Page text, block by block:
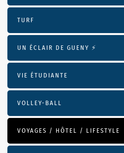
TURF
UN ÉCLAIR DE GUENY ⚡️
VIE ÉTUDIANTE
VOLLEY-BALL
VOYAGES / HÔTEL / LIFESTYLE